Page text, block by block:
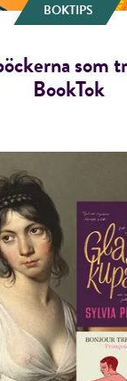
BOKTIPS
som
BookTok